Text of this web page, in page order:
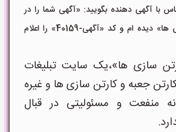
با آگهی دهنده بگویید: «آگهی شما را در
سایت «کارتن سازی ها» دیده ام و کد «آگهی-40159» را اعلام
سازی ها»،یک سایت تبلیغات
جعبه و کارتن سازی ها و غیره
منفعت و مسئولیتی در قبال